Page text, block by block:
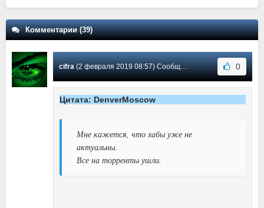
Комментарии (39)
cifra(2 февраля 2019 08:57) Сообщение #39 0
Цитата: DenverMoscow
Мне кажется, что хабы уже не
актуальны.
Все на торренты ушли.